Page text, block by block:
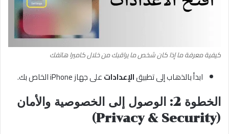
كيفية معرفة ما إذا كان شخص ما يراقبك من خلال كاميرا هاتفك
ابدأ بالذهاب إلى تطبيقالإعداداتعلى جهاز iPhone الخاص بك.
الخطوة 2: الوصول إلى الخصوصية والأمان
(Privacy & Security)